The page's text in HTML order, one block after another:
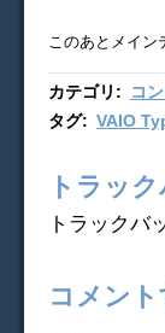
このあとメイ
カテゴリ :
コ
タグ: VAIO
トラッ
トラックバ
コメント